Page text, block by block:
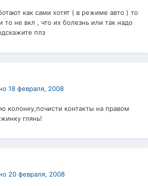
как сами хотят ( в режиме авто ) то
то не вкл , что их болезнь или так надо
плз
18 февраля, 2008
колонку,почисти контакты на правом
глянь!
20 февраля, 2008